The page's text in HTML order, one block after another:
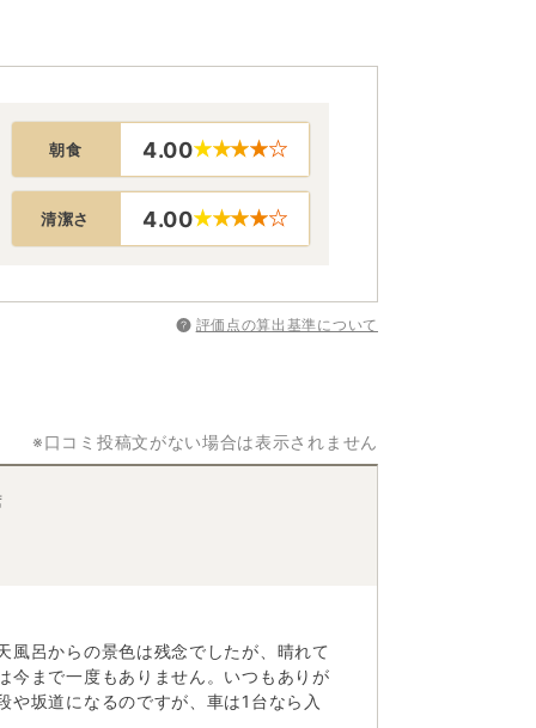
朝食 4.00
清潔さ 4.00
評価点の算出基準について
※口コミ投稿文がない場合は表示されません
風呂からの景色は残念でしたが、晴れて
今まで一度もありません。いつもありが
坂道になるのですが、車は1台なら入